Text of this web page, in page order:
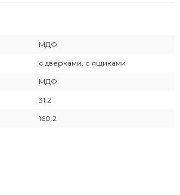
МДФ
с дверками, с ящиками
МДФ
31.2
160.2